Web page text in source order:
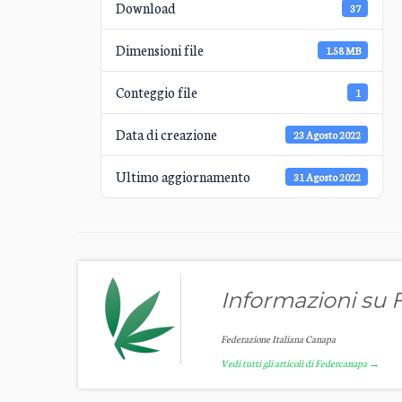
Download 37
Dimensioni file 1.58 MB
Conteggio file 1
Data di creazione 23 Agosto 2022
Ultimo aggiornamento 31 Agosto 2022
Informazioni su
Federazione Italiana Canapa
Vedi tutti gli articoli di Federcanapa →